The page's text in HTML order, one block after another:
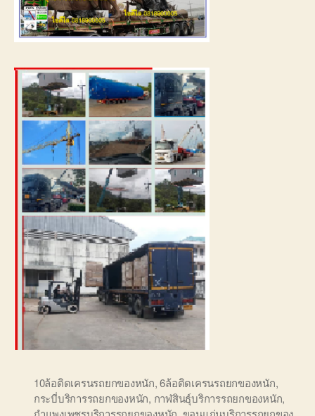
10ล้อติดเครนรถยกของหนัก,6ล้อติดเครนรถยกของหนัก,
กระบี่บริการรถยกของหนัก, กาฬสินธุ์บริการรถยกของหนัก,